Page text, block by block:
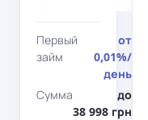
Первый
займ
от
0,01%/
день
Сумма
до
38 998 грн